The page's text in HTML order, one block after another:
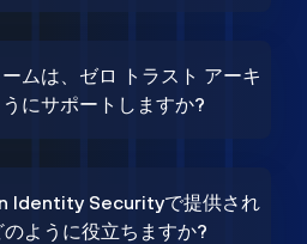
ムは、ゼロ トラスト アーキ
にサポートしますか?
Identity Securityで提供され
ように役立ちますか?